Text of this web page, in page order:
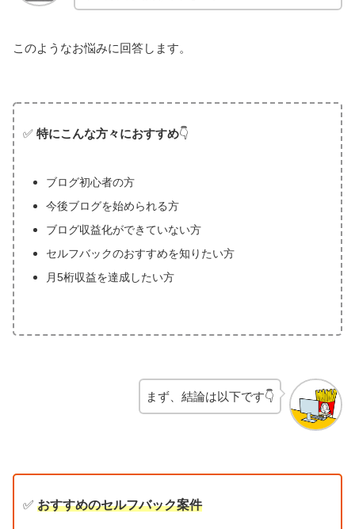
このようなお悩みに回答します。
✅ 特にこんな方々におすすめ👇
ブログ初心者の方
今後ブログを始められる方
ブログ収益化ができていない方
セルフバックのおすすめを知りたい方
月5桁収益を達成したい方
まず、結論は以下です👇
✅ おすすめのセルフバック案件